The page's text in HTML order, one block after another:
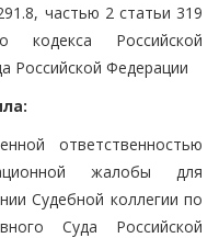
частью 2 статьи 319
кодекса Российской
Российской Федерации
ответственностью
жалобы для
Судебной коллегии по
Суда Российской